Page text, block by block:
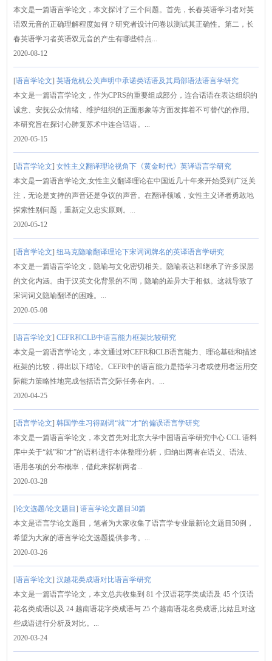
本文是一篇语言学论文，本文探讨了三个问题。首先，长春英语学习者对英
语双元音的正确理解程度如何？研究者设计问卷以测试其正确性。第二，长
春英语学习者英语双元音的产生有哪些特点...
2020-08-12
[语言学论文]英语危机公关声明中承诺类话语及其局部语法语言学研究
本文是一篇语言学论文，作为CPRS的重要组成部分，连合话语在表达组织的
诚意、安抚公众情绪、维护组织的正面形象等方面发挥着不可替代的作用。
本研究旨在探讨心肺复苏术中连合话语。...
2020-05-15
[语言学论文]女性主义翻译理论视角下《黄金时代》英译语言学研究
本文是一篇语言学论文,女性主义翻译理论在中国近几十年来开始受到广泛关
注，无论是支持的声音还是争议的声音。在翻译领域，女性主义译者勇敢地
探索性别问题，重新定义忠实原则。...
2020-05-12
[语言学论文]纽马克隐喻翻译理论下宋词词牌名的英译语言学研究
本文是一篇语言学论文，隐喻与文化密切相关。隐喻表达和继承了许多深层
的文化内涵。由于汉英文化背景的不同，隐喻的差异大于相似。这就导致了
宋词词义隐喻翻译的困难。...
2020-05-08
[语言学论文]CEFR和CLB中语言能力框架比较研究
本文是一篇语言学论文，本文通过对CEFR和CLB语言能力、理论基础和描述
框架的比较，得出以下结论。CEFR中的语言能力是指学习者或使用者运用交
际能力策略性地完成包括语言交际任务在内。...
2020-04-25
[语言学论文]韩国学生习得副词“就”“才”的偏误语言学研究
本文是一篇语言学论文，本文首先对北京大学中国语言学研究中心 CCL 语料
库中关于“就”和“才”的语料进行本体整理分析，归纳出两者在语义、语法、
语用各项的分布概率，借此来探析两者...
2020-03-28
[论文选题/论文题目]语言学论文题目50篇
本文是语言学论文题目，笔者为大家收集了语言学专业最新论文题目50例，
希望为大家的语言学论文选题提供参考。...
2020-03-26
[语言学论文]汉越花类成语对比语言学研究
本文是一篇语言学论文，​本文总共收集到 81 个汉语花字类成语及 45 个汉语
花名类成语以及 24 越南语花字类成语与 25 个越南语花名类成语,比姑且对这
些成语进行分析及对比。...
2020-03-24